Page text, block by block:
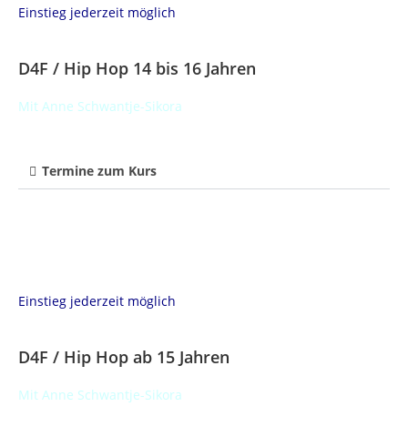
Einstieg jederzeit möglich
D4F / Hip Hop 14 bis 16 Jahren
Mit Anne Schwantje-Sikora
Termine zum Kurs
Einstieg jederzeit möglich
D4F / Hip Hop ab 15 Jahren
Mit Anne Schwantje-Sikora